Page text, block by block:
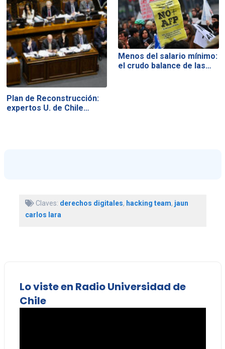
Plan de Reconstrucción:
expertos U. de Chile…
Menos del salario mínimo:
el crudo balance de las…
Claves: derechos digitales, hacking team, jaun
carlos lara
Lo viste en Radio Universidad de
Chile